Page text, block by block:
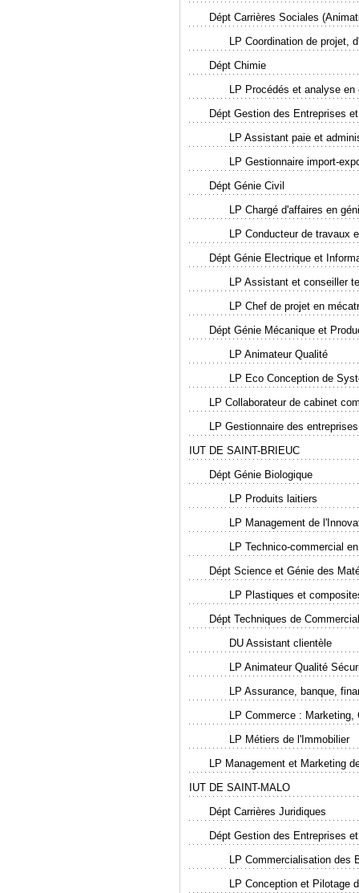
Dépt Carrières Sociales
LP Coordination de projet,
Dépt Chimie
LP Procédés et analyse
Dépt Gestion des Entreprises
LP Assistant paie et
LP Gestionnaire import-
Dépt Génie Civil
LP Chargé d'affaires en
LP Conducteur de travaux
Dépt Génie Electrique et
LP Assistant et conseiller
LP Chef de projet en
Dépt Génie Mécanique et
LP Animateur Qualité
LP Eco Conception de
LP Collaborateur de cabinet
LP Gestionnaire des
IUT DE SAINT-BRIEUC
Dépt Génie Biologique
LP Produits laitiers
LP Management de
LP Technico-commercial
Dépt Science et Génie des
LP Plastiques et
Dépt Techniques de
DU Assistant clientèle
LP Animateur Qualité
LP Assurance, banque,
LP Commerce :
LP Métiers de l'Immobilier
LP Management et Marketing
IUT DE SAINT-MALO
Dépt Carrières Juridiques
Dépt Gestion des Entreprises
LP Commercialisation des
LP Conception et Pilotage